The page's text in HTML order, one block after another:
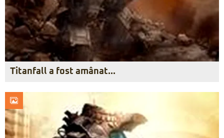
Titanfall a fost amânat…